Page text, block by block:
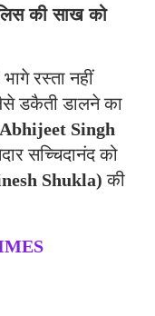
की साख को
रस्ता नहीं
डकैती डालने का
Singh
सच्चिदानंद को
Shukla)की